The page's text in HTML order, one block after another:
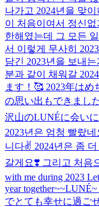
나가고 2024년을 맞
이 처음이여서 정신
한해였는데 그 모든
서 이렇게 무사히
담긴 2023년을 보내
분과 같이 채워갈
ます！🥰 2023年は
の思い出もできまし
沢山のLUNÉに会い
2023년은 엄청 빨랐
니다✌️ 2024년은 좀
갈게요❣️ 그리고 처음
with me during 2023
year together~~LUNÉ~
でとても幸せに過ご